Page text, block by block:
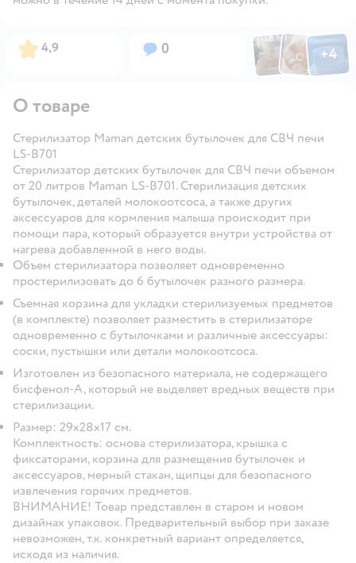
Рейтинг:
4,9 Вопросов:
0 ФотоФотоФото
+4
Открыть
О товаре
Стерилизатор Maman детских бутылочек для СВЧ печи
LS-B701
Стерилизатор детских бутылочек для СВЧ печи объемом
от 20 литров Maman LS-В701. Стерилизация детских
бутылочек, деталей молокоотсоса, а также других
аксессуаров для кормления малыша происходит при
помощи пара, который образуется внутри устройства от
нагрева добавленной в него воды.
Объем стерилизатора позволяет одновременно
простерилизовать до 6 бутылочек разного размера.
Съемная корзина для укладки стерилизуемых предметов
(в комплекте) позволяет разместить в стерилизаторе
одновременно с бутылочками и различные аксессуары:
соски, пустышки или детали молокоотсоса.
Изготовлен из безопасного материала, не содержащего
бисфенол-А, который не выделяет вредных веществ при
стерилизации.
Размер: 29х28х17 см.
Комплектность: основа стерилизатора, крышка с
фиксаторами, корзина для размещения бутылочек и
аксессуаров, мерный стакан, щипцы для безопасного
извлечения горячих предметов.
ВНИМАНИЕ! Товар представлен в старом и новом
дизайнах упаковок. Предварительный выбор при заказе
невозможен, т.к. конкретный вариант определяется,
исходя из наличия.